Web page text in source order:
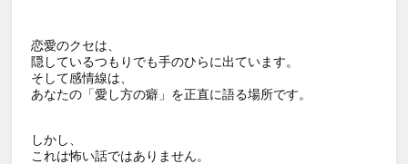
恋愛のクセは、
隠しているつもりでも手のひらに出ています。
そして感情線は、
あなたの「愛し方の癖」を正直に語る場所です。
しかし、
これは怖い話ではありません。